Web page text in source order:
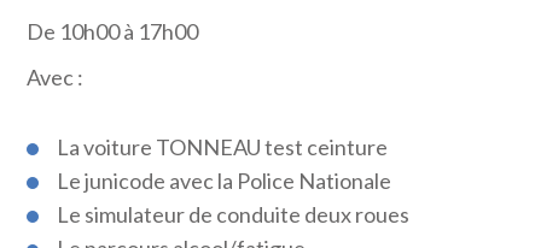
De 10h00 à 17h00
Avec :
La voiture TONNEAU test ceinture
Le junicode avec la Police Nationale
Le simulateur de conduite deux roues